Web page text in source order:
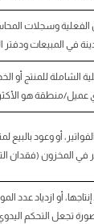
وسجلات
الشاملة للمنتج أو
أو وعود بالبيع
أو ازدياد عدد